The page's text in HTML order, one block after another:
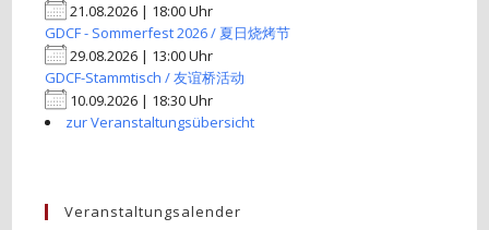
21.08.2026 | 18:00 Uhr
GDCF - Sommerfest 2026 / 夏日烧烤节
29.08.2026 | 13:00 Uhr
GDCF-Stammtisch / 友谊桥活动
10.09.2026 | 18:30 Uhr
zur Veranstaltungsübersicht
Veranstaltungsalender